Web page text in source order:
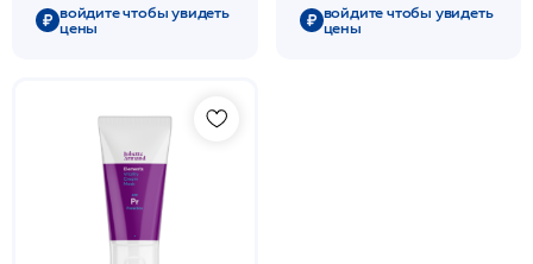
войдите чтобы увидеть
цены
войдите чтобы увидеть
цены